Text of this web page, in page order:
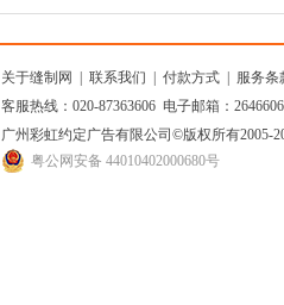
关于缝制网 联系我们 付款方式
服务条
客服热线：020-87363606 电子邮箱：
广州彩虹约定广告有限公司 ©版权所有2005-
粤公网安备 44010402000680号